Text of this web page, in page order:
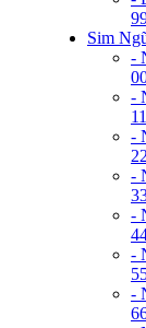
Sim
-
-
-
-
-
-
-